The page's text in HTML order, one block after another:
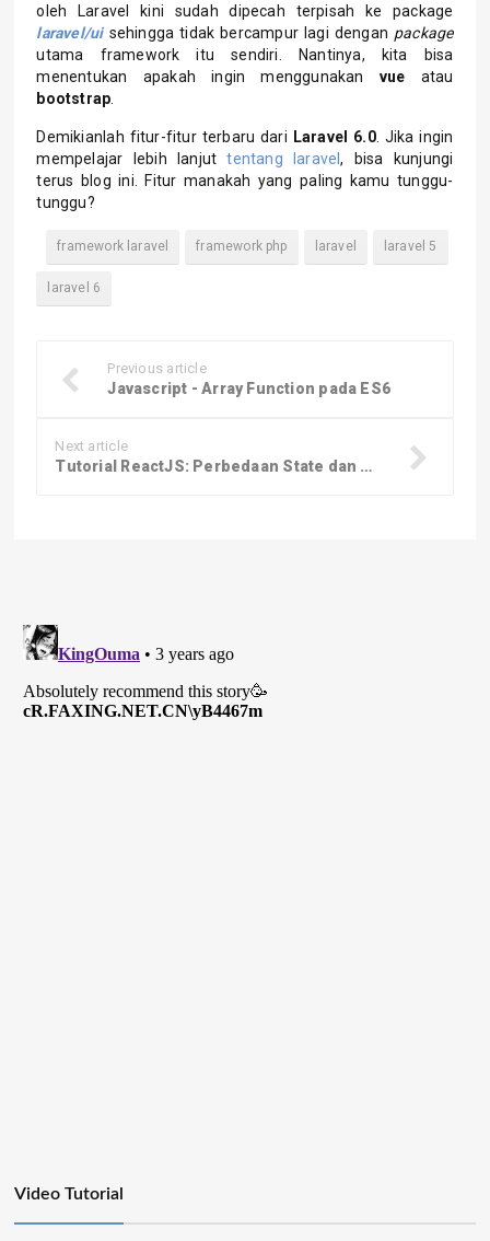
oleh Laravel kini sudah dipecah terpisah ke package
laravel/uisehingga tidak bercampur lagi dengan package
utama framework itu sendiri. Nantinya, kita bisa
menentukan apakah ingin menggunakan vue atau
bootstrap
Demikianlah fitur-fitur terbaru dari Laravel 6.0. Jika ingin
mempelajar lebih lanjuttentang laravel, bisa kunjungi
terus blog ini. Fitur manakah yang paling kamu tunggu-
tunggu?
framework laravel framework php laravel laravel 5
laravel 6
Previous article
Javascript - Array Function pada ES6
Next article
Tutorial ReactJS: Perbedaan State dan Props
Video Tutorial